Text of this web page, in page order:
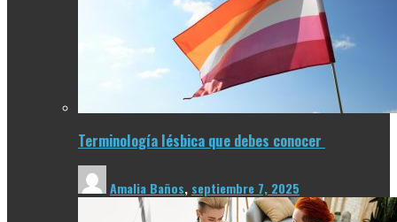
Terminología lésbica que debes conocer
Amalia Baños, septiembre 7, 2025